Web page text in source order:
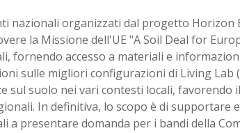
nazionali organizzati dal progetto Horizon
la Missione dell'UE "A Soil Deal for
fornendo accesso a materiali e
sulle migliori configurazioni di Living Lab
sul suolo nei vari contesti locali, favorendo
In definitiva, lo scopo è di supportare
a presentare domanda per i bandi della